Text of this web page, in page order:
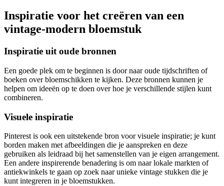
Inspiratie voor het creëren van een
vintage-modern bloemstuk
Inspiratie uit oude bronnen
Een goede plek om te beginnen is door naar oude tijdschriften of
boeken over bloemschikken te kijken. Deze bronnen kunnen je
helpen om ideeën op te doen over hoe je verschillende stijlen kunt
combineren.
Visuele inspiratie
Pinterest is ook een uitstekende bron voor visuele inspiratie; je kunt
borden maken met afbeeldingen die je aanspreken en deze
gebruiken als leidraad bij het samenstellen van je eigen arrangement.
Een andere inspirerende benadering is om naar lokale markten of
antiekwinkels te gaan op zoek naar unieke vintage stukken die je
kunt integreren in je bloemstukken.